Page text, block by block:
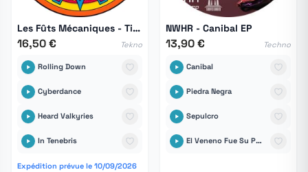
Les Fûts Mécaniques - Tikal Hors Série 03
16,50 € Tekno
Rolling Down
Cyberdance
Heard Valkyries
In Tenebris
Expédition prévue le 10/09/2026
NWHR - Canibal EP
13,90 € Techno
Canibal
Piedra Negra
Sepulcro
El Veneno Fue Su Palabra